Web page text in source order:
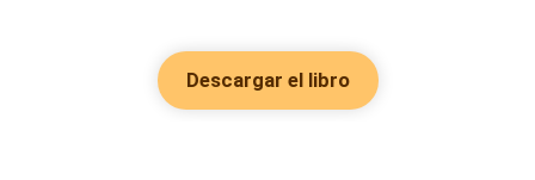
Descargar el libro